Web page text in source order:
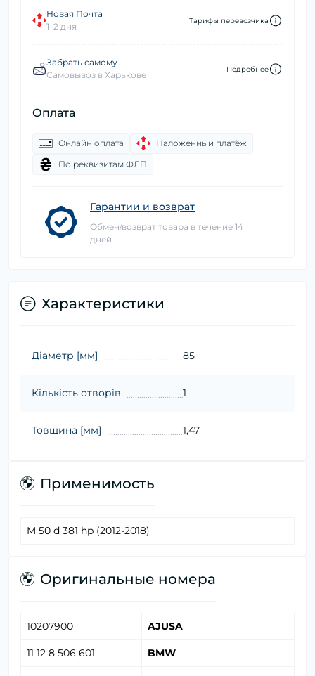
Новая Почта
1–2 дня
Тарифы перевозчика
Забрать самому
Самовывоз в Харькове
Подробнее
Оплата
Онлайн оплата
Наложенный платёж
По реквизитам ФЛП
Гарантии и возврат
Обмен/возврат товара в течение 14
дней
Характеристики
Діаметр [мм] 85
Кількість отворів 1
Товщина [мм] 1,47
Применимость
M 50 d 381 hp (2012-2018)
Оригинальные номера
10207900 AJUSA
11 12 8 506 601 BMW